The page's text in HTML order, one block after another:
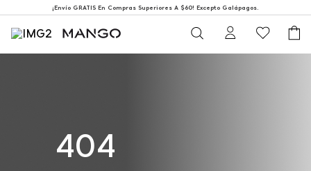
¡Envío GRATIS En Compras Superiores A $60! Excepto Galápagos.
404